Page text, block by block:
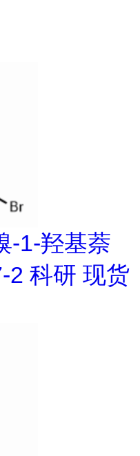
-1-羟基萘
2 科研 现货